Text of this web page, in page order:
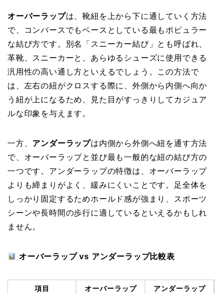
オーバーラップは、靴紐を上から下に通していく方法
で、コンバースでもベースとしている最もポピュラー
な結び方です。別名「スニーカー結び」とも呼ばれ、
革靴、スニーカーと、あらゆるシューズに使用できる
汎用性の高い通し方といえるでしょう。この方法で
は、左右の紐がクロスする際に、外側から内側へ向か
う紐が上になるため、見た目がすっきりしてカジュア
ルな印象を与えます。
一方、 アンダーラップは内側から外側へ紐を通す方法
で、オーバーラップと並び最も一般的な紐の結び方の
一つです。アンダーラップの特徴は、オーバーラップ
よりも締まりがよく、緩みにくいことです。足全体を
しっかり固定するためホールド感が強まり、スポーツ
シーンや長時間の歩行に適しているといえるかもしれ
ません。
オーバーラップ vs アンダーラップ比較表
項目 オーバーラップ アンダーラップ